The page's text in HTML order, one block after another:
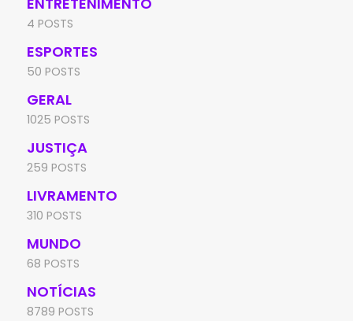
4 POSTS
ESPORTES
50 POSTS
GERAL
1025 POSTS
JUSTIÇA
259 POSTS
LIVRAMENTO
310 POSTS
MUNDO
68 POSTS
NOTÍCIAS
8789 POSTS